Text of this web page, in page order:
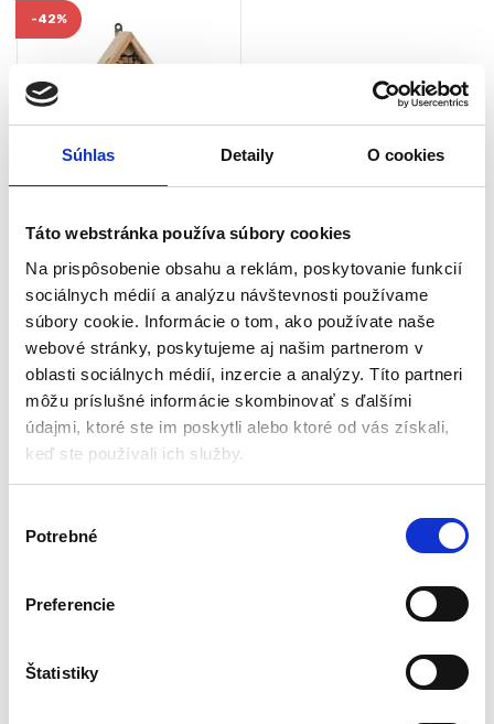
Súhlas Detaily O cookies
Táto webstránka používa súbory cookies
Na prispôsobenie obsahu a reklám, poskytovanie funkcií
sociálnych médií a analýzu návštevnosti používame
súbory cookie. Informácie o tom, ako používate naše
webové stránky, poskytujeme aj našim partnerom v
oblasti sociálnych médií, inzercie a analýzy. Títo partneri
môžu príslušné informácie skombinovať s ďalšími
údajmi, ktoré ste im poskytli alebo ktoré od vás získali,
keď ste používali ich služby.
Potrebné
Preferencie
Štatistiky
Kŕmitká a napájadlá
-42%
Skladom - doručenie do 24-
48 hod .
Materiál: masívne drevo z
ihličnanov nelakované, prírodné
výplňové materiály
Vonkajšie rozmery (ŠxHxV): 225 x
90 x 305 mm
Hmotnosť: 800 g
11,00€
★★★★